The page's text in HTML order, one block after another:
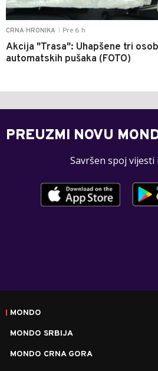
CRNA HRONIKA Pre 6 h
Akcija "Trasa": Uhapšene tri
automatskih pušaka (FOTO)
PREUZMI NOVU
Savršen spoj vijesti
MONDO
MONDO SRBIJA
MONDO CRNA GORA